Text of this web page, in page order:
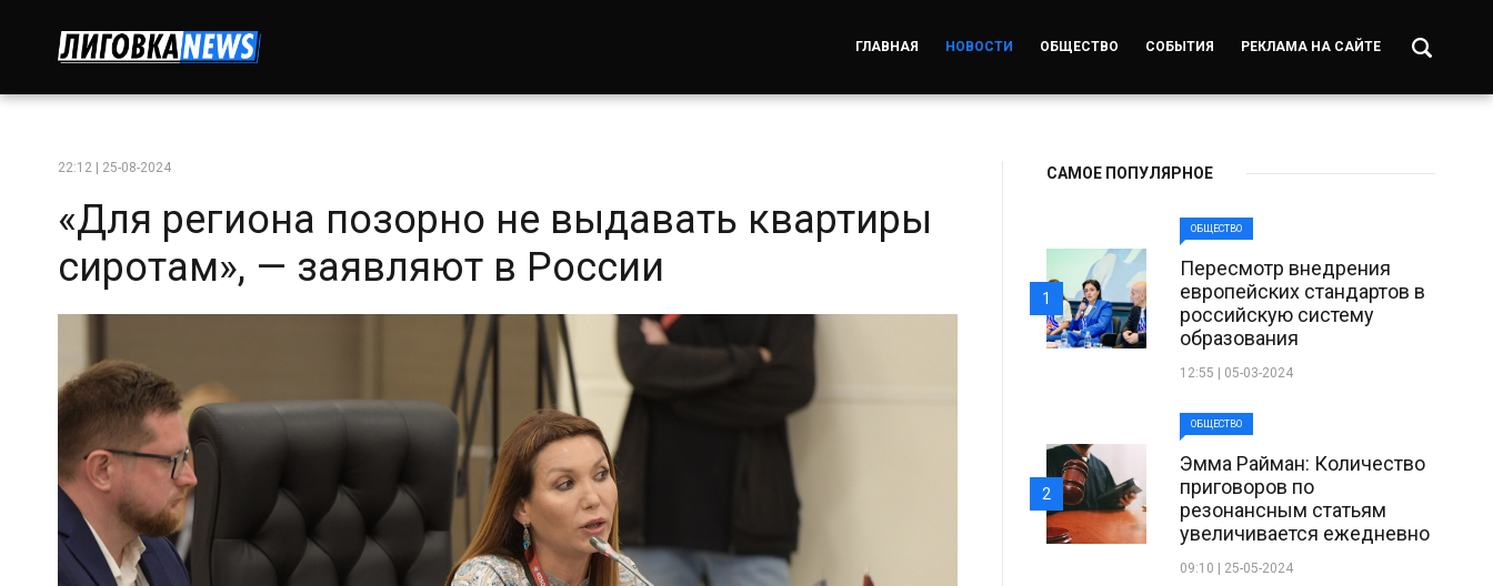
ГЛАВНАЯ НОВОСТИ ОБЩЕСТВО СОБЫТИЯ РЕКЛАМА НА САЙТЕ
22:12 | 25-08-2024
«Для региона позорно не выдавать квартиры
сиротам», — заявляют в России
САМОЕ ПОПУЛЯРНОЕ
ОБЩЕСТВО
Пересмотр внедрения
европейских стандартов в
российскую систему
образования
12:55 | 05-03-2024
1
ОБЩЕСТВО
Эмма Райман: Количество
приговоров по
резонансным статьям
увеличивается ежедневно
09:10 | 25-05-2024
2